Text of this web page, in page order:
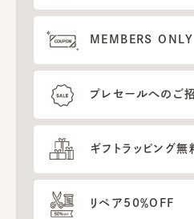
MEMBERS
プレセールへのご
ギフトラッピング無
リペア50％OFF